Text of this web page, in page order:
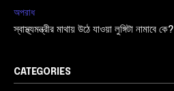
অপরাধ
স্বাস্থ্যমন্ত্রীর মাথায় উঠে যাওয়া লুঙ্গিটা নামাবে কে?
CATEGORIES